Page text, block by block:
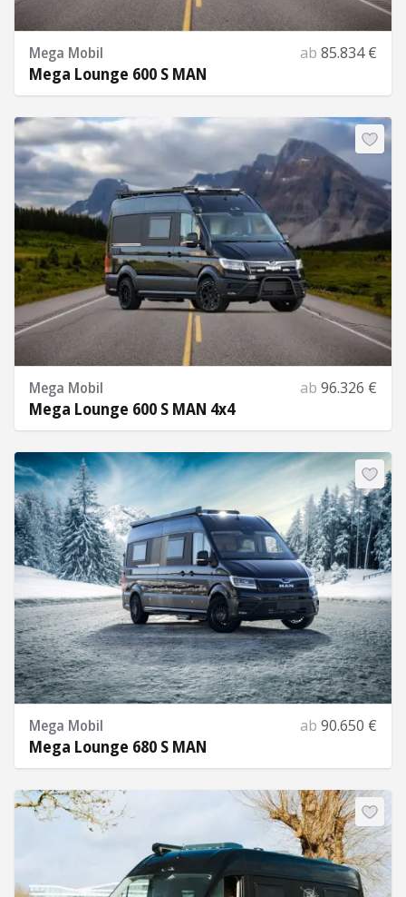
Mega Mobil ab 85.834 €
Mega Lounge 600 S MAN
Mega Mobil ab 96.326 €
Mega Lounge 600 S MAN 4x4
Mega Mobil ab 90.650 €
Mega Lounge 680 S MAN